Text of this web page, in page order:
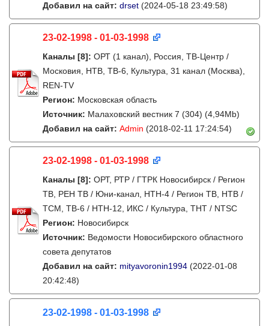
Добавил на сайт: drset (2024-05-18 23:49:58)
23-02-1998 - 01-03-1998
Каналы [8]: ОРТ (1 канал), Россия, ТВ-Центр /
Московия, НТВ, ТВ-6, Культура, 31 канал (Москва),
REN-TV
Регион: Московская область
Источник: Малаховский вестник 7 (304) (4,94Mb)
Добавил на сайт: Admin (2018-02-11 17:24:54)
23-02-1998 - 01-03-1998
Каналы [8]: ОРТ, РТР / ГТРК Новосибирск / Регион
ТВ, РЕН ТВ / Юни-канал, НТН-4 / Регион ТВ, НТВ /
ТСМ, ТВ-6 / НТН-12, ИКС / Культура, ТНТ / NTSC
Регион: Новосибирск
Источник: Ведомости Новосибирского областного
совета депутатов
Добавил на сайт: mityavoronin1994 (2022-01-08
20:42:48)
23-02-1998 - 01-03-1998